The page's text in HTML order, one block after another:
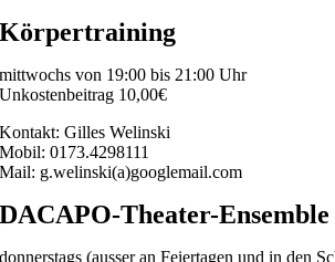
Körpertraining
mittwochs von 19:00 bis 21:00 Uhr
Unkostenbeitrag 10,00€
Kontakt: Gilles Welinski
Mobil: 0173.4298111
Mail: g.welinski(a)googlemail.com
DACAPO-Theater-Ensemble
donnerstags (ausser an Feiertagen und in den